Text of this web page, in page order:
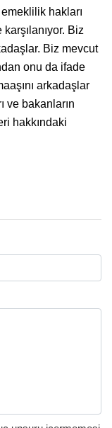
hakları
Biz
Biz mevcut
onu da ifade
arkadaşlar
ve bakanların
hakkındaki